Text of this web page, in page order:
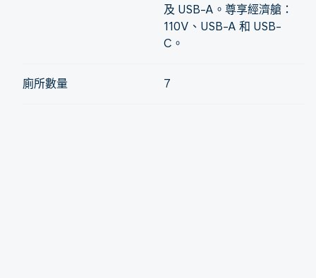
及 USB-A。尊享經濟艙：
110V、USB-A 和 USB-
C。
廁所數量 7